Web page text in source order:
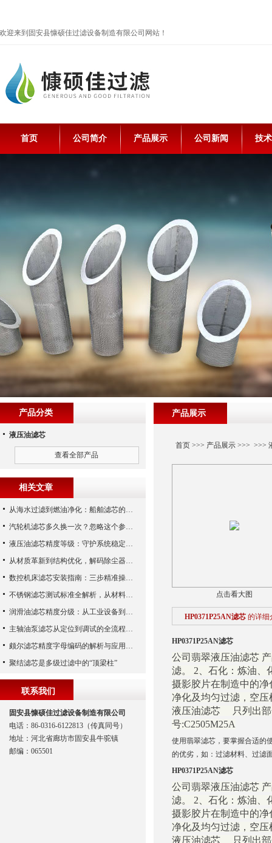
欢迎来到固安县慷硕佳过滤设备制造有限公司网站！
首页 公司简介 产品展示 公司新闻 技
产品展示
首页>>> 产品展示>>> >>>
点击看大图
HP0371P25AN滤芯 的详细
HP0371P25AN滤芯
公司翡翠液压油滤芯
滤。 2、石化：炼油、
摄影胶片在制造中的
净化及均匀过滤，空压
液压油滤芯 只列出部
号:C2505M25A
使用翡翠滤芯，要掌握合适的
的优劣，如：过滤材料、过滤
HP0371P25AN滤芯
公司翡翠液压油滤芯
滤。 2、石化：炼油、
摄影胶片在制造中的
净化及均匀过滤，空压
液压油滤芯 只列出部
产品分类
液压油滤芯
查看全部产品
相关文章
从海水过滤到燃油净化：船舶滤芯的多场景应用解析
汽轮机滤芯多久换一次？忽略这个参数，机组非停损失可能上百万！
液压油滤芯精度等级：守护系统稳定与寿命的“微米标尺”
从材质革新到结构优化，解码除尘器滤芯性能跃升的核心逻辑
数控机床滤芯安装指南：三步精准操作，杜绝设备“亚健康”
不锈钢滤芯测试标准全解析，从材料性能到应用场景的严苛验证
润滑油滤芯精度分级：从工业设备到精密系统的过滤密码
主轴油泵滤芯从定位到调试的全流程解析
颇尔滤芯精度字母编码的解析与应用指南
聚结滤芯是多级过滤中的“顶梁柱”
联系我们
固安县慷硕佳过滤设备制造有限公司
电话：86-0316-6122813（传真同号）
地址：河北省廊坊市固安县牛驼镇
邮编：065501